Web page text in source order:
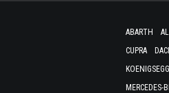
ABARTH
CUPRA
KOENIGSEGG
MERCEDES-